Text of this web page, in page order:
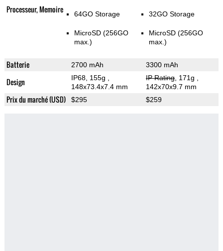
Processeur, Memoire 64GO Storage
MicroSD (256GO
max.)
32GO Storage
MicroSD (256GO
max.)
Batterie 2700 mAh 3300 mAh
Design IP68, 155g
148x73.4x7.4 mm
IP Rating, 171g
142x70x9.7 mm
Prix du marché (USD) $295 $259